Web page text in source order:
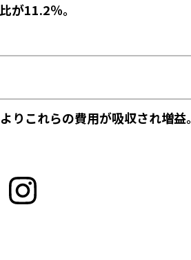
が11.2％。
これらの費用が吸収され増益。